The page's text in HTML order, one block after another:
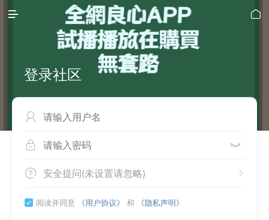
 
登录社区

 
 
安全提问(未设置请忽略)
 阅读并同意 《用户协议》 和 《隐私声明》